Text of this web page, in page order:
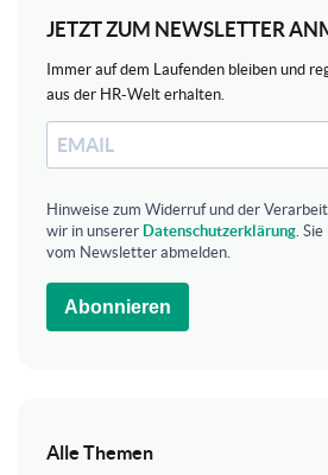
JETZT ZUM NEWSLETTER
Immer auf dem Laufenden bleiben und
aus der HR-Welt erhalten.
Hinweise zum Widerruf und der
wir in unserer Datenschutzerklärung .
vom Newsletter abmelden.
Abonnieren
Alle Themen